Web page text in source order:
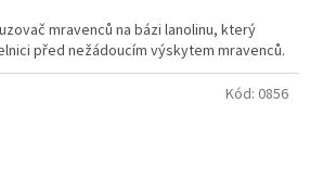
mravenců na bázi lanolinu, který
před nežádoucím výskytem mravenců.
Kód: 0856